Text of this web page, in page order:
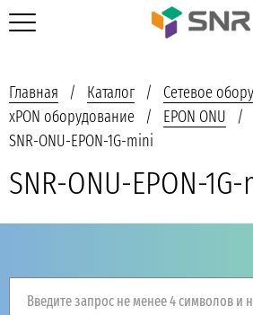
Главная Каталог
Сетевое
xPON оборудование
EPON ONU
SNR-ONU-EPON-1G-mini
SNR-ONU-EPON-
Введите запрос не менее 4 символов и